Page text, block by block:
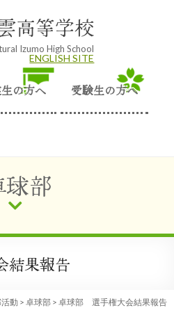
高等学校
Izumo High School
ENGLISH SITE
の方へ 受験生の方へ
球部
果報告
動 > 卓球部 > 卓球部 選手権大会結果報告